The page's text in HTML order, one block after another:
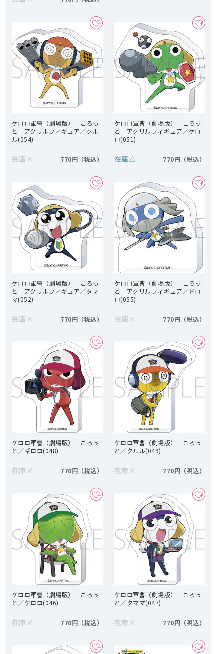
ケロロ軍曹（劇場版） ころっ
と アクリルフィギュア／クル
ル(054)
在庫 × 770円
ケロロ軍曹（劇場版） ころっ
と アクリルフィギュア／ケロ
ロ(051)
在庫△ 770円
ケロロ軍曹（劇場版） ころっ
と アクリルフィギュア／タマ
マ(052)
在庫 × 770円
ケロロ軍曹（劇場版） ころっ
と アクリルフィギュア／ドロ
ロ(055)
在庫 × 770円
ケロロ軍曹（劇場版） ころっ
と／ギロロ(048)
在庫 × 770円
ケロロ軍曹（劇場版） ころっ
と／クルル(049)
在庫 × 770円
ケロロ軍曹（劇場版） ころっ
と／ケロロ(046)
在庫 × 770円
ケロロ軍曹（劇場版） ころっ
と／タママ(047)
在庫 × 770円